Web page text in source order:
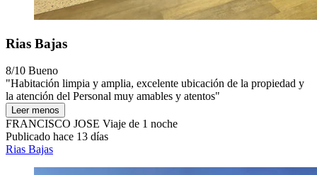
Rias Bajas
8/10 Bueno
"Habitación limpia y amplia, excelente ubicación de la propiedad y
la atención del Personal muy amables y atentos"
Leer menos
FRANCISCO JOSE Viaje de 1 noche
Publicado hace 13 días
Rias Bajas